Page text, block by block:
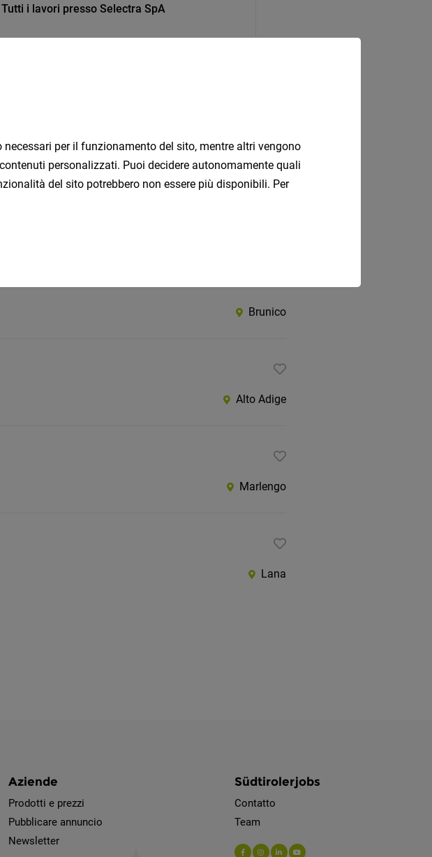
Tutti i lavori presso Selectra SpA
Brunico
Alto Adige
Marlengo
Lana
Aziende
Prodotti e prezzi
Pubblicare annuncio
Newsletter
Südtirolerjobs
Contatto
Team
per il funzionamento del sito, mentre altri vengono
personalizzati. Puoi decidere autonomamente quali
del sito potrebbero non essere più disponibili. Per